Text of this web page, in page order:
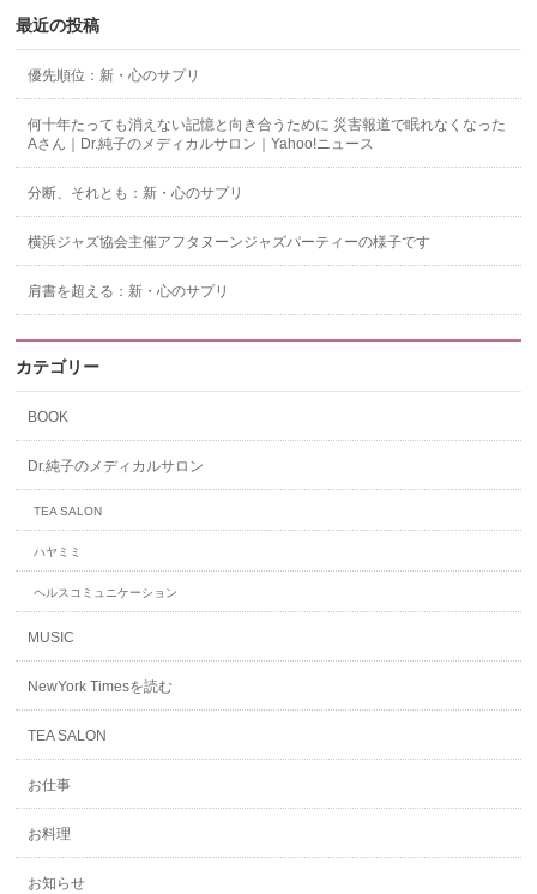
最近の投稿
優先順位：新・心のサプリ
何十年たっても消えない記憶と向き合うために 災害報道で眠れなくなった
Aさん｜Dr.純子のメディカルサロン｜Yahoo!ニュース
分断、それとも：新・心のサプリ
横浜ジャズ協会主催アフタヌーンジャズパーティーの様子です
肩書を超える：新・心のサプリ
カテゴリー
BOOK
Dr.純子のメディカルサロン
TEA SALON
ハヤミミ
ヘルスコミュニケーション
MUSIC
NewYork Timesを読む
TEA SALON
お仕事
お料理
お知らせ